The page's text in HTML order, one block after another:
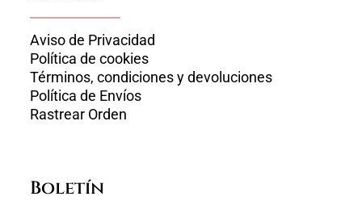
Aviso de Privacidad
Política de cookies
Términos, condiciones y devoluciones
Política de Envíos
Rastrear Orden
Boletín